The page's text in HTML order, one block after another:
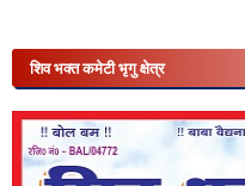
शिव भक्त कमेटी भृगु क्षेत्र